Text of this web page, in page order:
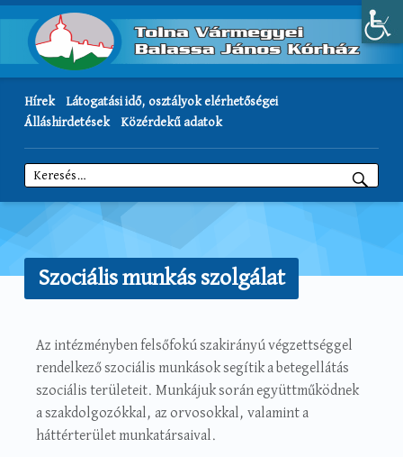
Hírek
Látogatási idő, osztályok elérhetőségei
Álláshirdetések
Közérdekű adatok
Keresés:
Szociális munkás szolgálat
Az intézményben felsőfokú szakirányú végzettséggel
rendelkező szociális munkások segítik a betegellátás
szociális területeit. Munkájuk során együttműködnek
a szakdolgozókkal, az orvosokkal, valamint a
háttérterület munkatársaival.